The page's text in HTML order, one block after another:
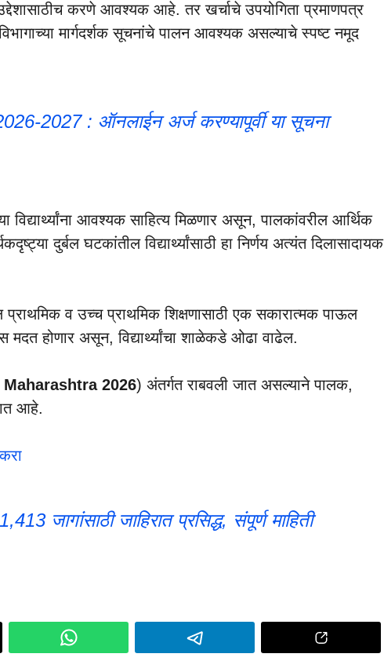
करणे आवश्यक आहे. तर खर्चाचे उपयोगिता प्रमाणपत्र
मार्गदर्शक सूचनांचे पालन आवश्यक असल्याचे स्पष्ट नमूद
2027 : ऑनलाईन अर्ज करण्यापूर्वी या सूचना
विद्यार्थ्यांना आवश्यक साहित्य मिळणार असून, पालकांवरील आर्थिक
दुर्बल घटकांतील विद्यार्थ्यांसाठी हा निर्णय अत्यंत दिलासादायक
प्राथमिक व उच्च प्राथमिक शिक्षणासाठी एक सकारात्मक पाऊल
होणार असून, विद्यार्थ्यांचा शाळेकडे ओढा वाढेल.
2026) अंतर्गत राबवली जात असल्याने पालक,
आहे.
जागांसाठी जाहिरात प्रसिद्ध, संपूर्ण माहिती